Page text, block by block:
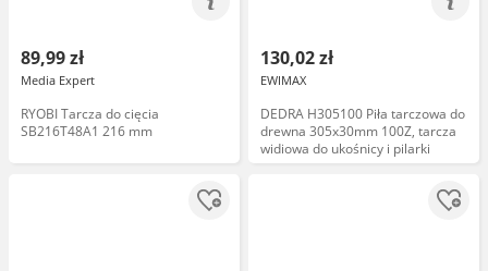
89,99 zł
Media Expert
RYOBI Tarcza do cięcia
SB216T48A1 216 mm
130,02 zł
EWIMAX
DEDRA H305100 Piła tarczowa do
drewna 305x30mm 100Z, tarcza
widiowa do ukośnicy i pilarki